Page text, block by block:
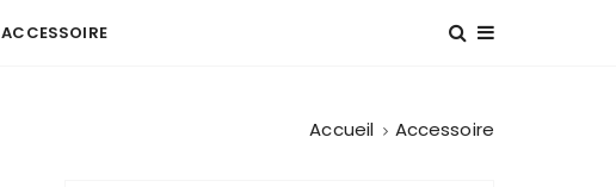
ACCESSOIRE
Accueil Accessoire